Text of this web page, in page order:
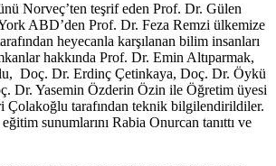
Norveç’ten teşrif eden Prof. Dr. Gülen
ABD’den Prof. Dr. Feza Remzi ülkemize
heyecanla karşılanan bilim insanları
hakkında Prof. Dr. Emin Altıparmak,
Doç. Dr. Erdinç Çetinkaya, Doç. Dr. Öykü
Dr. Yasemin Özderin Özin ile Öğretim üyesi
Çolakoğlu tarafından teknik bilgilendirildiler.
sunumlarını Rabia Onurcan tanıttı ve